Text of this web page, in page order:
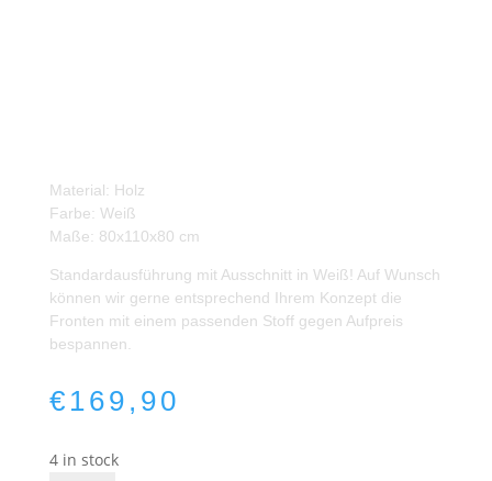
Material: Holz
Farbe: Weiß
Maße: 80x110x80 cm
Standardausführung mit Ausschnitt in Weiß! Auf Wunsch
können wir gerne entsprechend Ihrem Konzept die
Fronten mit einem passenden Stoff gegen Aufpreis
bespannen.
€ 169,90
4 in stock